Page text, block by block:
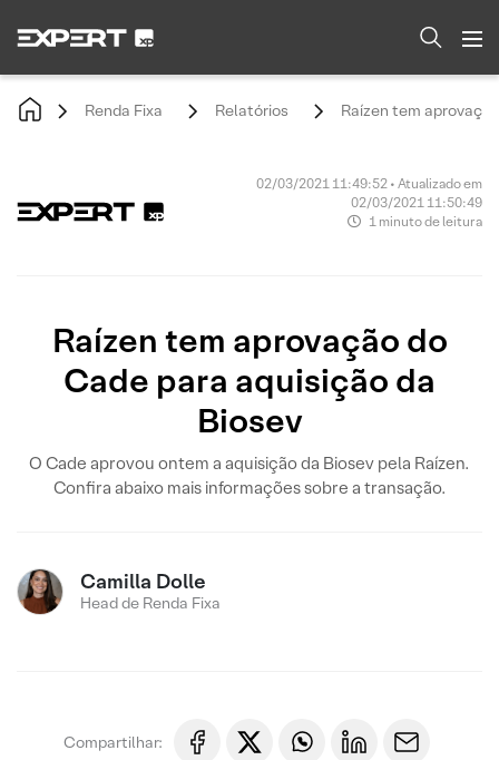
Renda Fixa Relatórios Raízen tem
02/03/2021 11:49:52 • Atualizado em
02/03/2021 11:50:49
1 minuto de leitura
Raízen tem aprovação do
Cade para aquisição da
Biosev
O Cade aprovou ontem a aquisição da Biosev pela Raízen.
Confira abaixo mais informações sobre a transação.
Camilla Dolle
Head de Renda Fixa
Compartilhar: